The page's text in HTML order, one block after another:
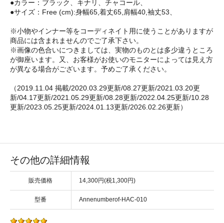
●カラー：ブラック、キナリ、チャコール、
●サイズ：Free (cm):身幅65,着丈65,肩幅40,袖丈53、
※小物やインナー等をコーディネイト用に使うことがありますが
商品には含まれませんのでご了承下さい。
※画像の色合いにつきましては、実物のものとは多少違うところ
が御座います。又、お客様がお使いのモニターによっては見え方
が異なる場合がございます。予めご了承ください。
（2019.11.04 掲載/2020.03.29更新/08.27更新/2021.03.20更
新/04.17更新/2021.05.29更新/08.28更新/2022.04.25更新/10.28
更新/2023.05.25更新/2024.01.13更新/2026.02.26更新）
その他の詳細情報
販売価格 14,300円(税1,300円)
型番 Annenumberof-HAC-010